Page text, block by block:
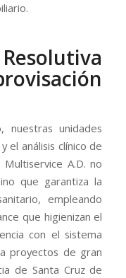
nuestras unidades
el análisis clínico de
A.D. no
que garantiza la
empleando
que higienizan el
con el sistema
proyectos de gran
de Santa Cruz de